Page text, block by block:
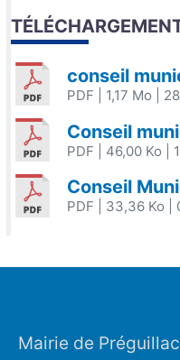
conseil
PDF | 1,17 Mo |
Conseil
PDF | 46,00 Ko |
Conseil
PDF | 33,36 Ko |
Mairie de Préguillac